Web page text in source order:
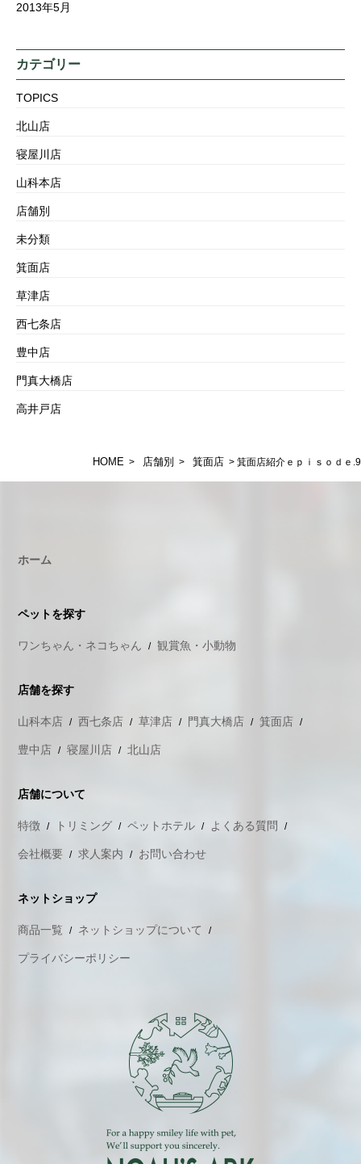
2013年5月
カテゴリー
TOPICS
北山店
寝屋川店
山科本店
店舗別
未分類
箕面店
草津店
西七条店
豊中店
門真大橋店
高井戸店
HOME > 店舗別 > 箕面店 > 箕面店紹介ｅｐｉｓｏｄｅ.9
ホーム
ペットを探す
ワンちゃん・ネコちゃん 観賞魚・小動物
店舗を探す
山科本店 西七条店 草津店 門真大橋店 箕面店
豊中店 寝屋川店 北山店
店舗について
特徴 トリミング ペットホテル よくある質問
会社概要 求人案内 お問い合わせ
ネットショップ
商品一覧 ネットショップについて
プライバシーポリシー